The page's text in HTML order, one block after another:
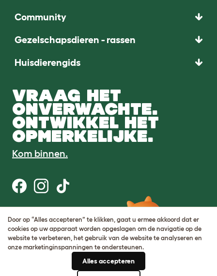
Community
Gezelschapsdieren - rassen
Huisdierengids
VRAAG HET
ONVERWACHTE.
ONTWIKKEL HET
OPMERKELIJKE.
Kom binnen.
Gebruiksvoorwaarden
Cookie & privacybeleid
Cookie Settings
Sitemap
BTW-nummer: DE317631106
Door op “Alles accepteren” te klikken, gaat u ermee akkoord dat er
cookies op uw apparaat worden opgeslagen om de navigatie op de
website te verbeteren, het gebruik van de website te analyseren en
onze marketinginspanningen te ondersteunen.
Alles accepteren